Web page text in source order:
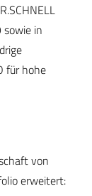
sowie in
für hohe
von
erweitert: